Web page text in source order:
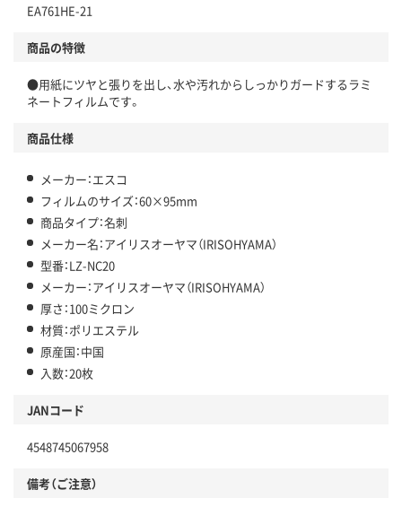
EA761HE-21
商品の特徴
●用紙にツヤと張りを出し、水や汚れからしっかりガードするラミ
ネートフィルムです。
商品仕様
メーカー：エスコ
フィルムのサイズ：60×95mm
商品タイプ：名刺
メーカー名：アイリスオーヤマ（IRISOHYAMA）
型番：LZ-NC20
メーカー：アイリスオーヤマ（IRISOHYAMA）
厚さ：100ミクロン
材質：ポリエステル
原産国：中国
入数：20枚
JANコード
4548745067958
備考（ご注意）